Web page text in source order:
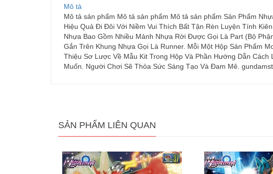
Mô tả
Mô tả sản phẩm Mô tả sản phẩm Mô tả sản phẩm Sản Phẩm
Hiệu Quả Đi Đôi Với Niềm Vui Thích Bất Tận Rèn Luyện Tính
Nhựa Bao Gồm Nhiều Mảnh Nhựa Rời Được Gọi Là Part (Bộ
Gắn Trên Khung Nhựa Gọi Là Runner. Mỗi Một Hộp Sản Phẩm
Thiệu Sơ Lược Về Mẫu Kit Trong Hộp Và Phần Hướng Dẫn
Muốn. Người Chơi Sẽ Thỏa Sức Sáng Tạo Và Đam Mê.
SẢN PHẨM LIÊN QUAN